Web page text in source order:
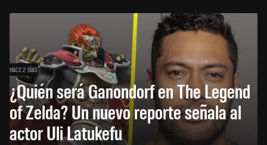
HACE 2 DÍAS
¿Quién será Ganondorf en The Legend
of Zelda? Un nuevo reporte señala al
actor Uli Latukefu